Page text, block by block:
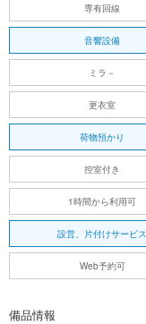
専有回線
音響設備
ミラ－
更衣室
荷物預かり
控室付き
1時間から利用可
設営、片付けサービス
Web予約可
備品情報